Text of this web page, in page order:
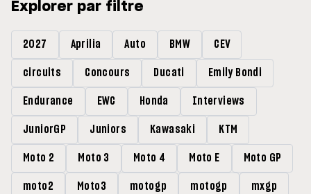
Explorer par filtre
2027 Aprilia Auto BMW CEV
circuits Concours Ducati Emily Bondi
Endurance EWC Honda Interviews
JuniorGP Juniors Kawasaki KTM
Moto 2 Moto 3 Moto 4 Moto E Moto GP
moto2 Moto3 motogp motogp mxgp